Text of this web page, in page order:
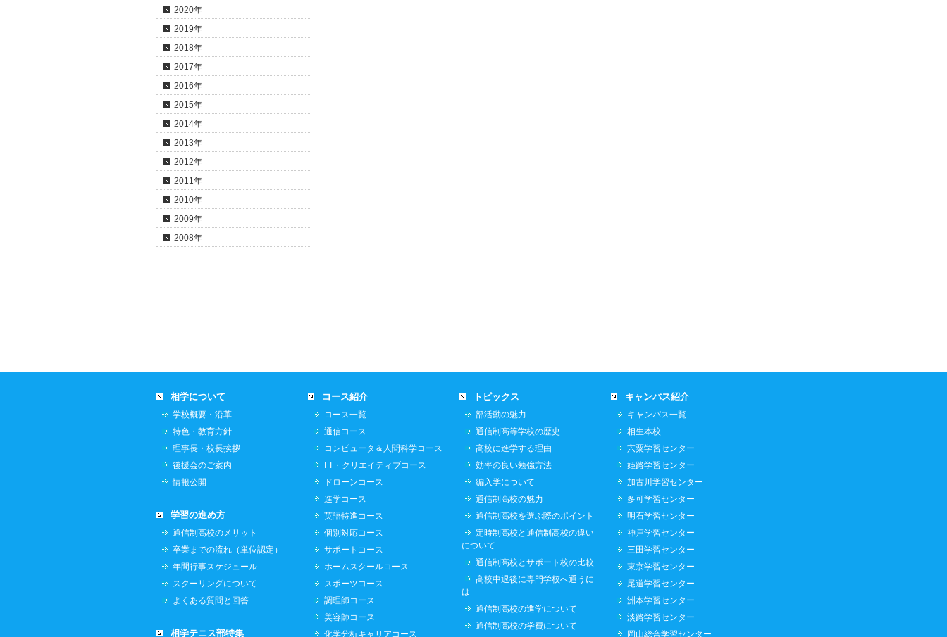
2020年
2019年
2018年
2017年
2016年
2015年
2014年
2013年
2012年
2011年
2010年
2009年
2008年
相学について
学校概要・沿革
特色・教育方針
理事長・校長挨拶
後援会のご案内
情報公開
学習の進め方
通信制高校のメリット
卒業までの流れ（単位認定）
年間行事スケジュール
スクーリングについて
よくある質問と回答
相学テニス部特集
コース紹介
コース一覧
通信コース
コンピュータ＆人間科学コース
I T・クリエイティブコース
ドローンコース
進学コース
英語特進コース
個別対応コース
サポートコース
ホームスクールコース
スポーツコース
調理師コース
美容師コース
化学分析キャリアコース
トピックス
部活動の魅力
通信制高等学校の歴史
高校に進学する理由
効率の良い勉強方法
編入学について
通信制高校の魅力
通信制高校を選ぶ際のポイント
定時制高校と通信制高校の違い
について
通信制高校とサポート校の比較
高校中退後に専門学校へ通うに
は
通信制高校の進学について
通信制高校の学費について
キャンパス紹介
キャンパス一覧
相生本校
宍粟学習センター
姫路学習センター
加古川学習センター
多可学習センター
明石学習センター
神戸学習センター
三田学習センター
東京学習センター
尾道学習センター
洲本学習センター
淡路学習センター
岡山総合学習センター